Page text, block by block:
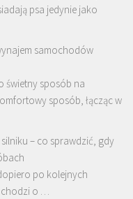
psa jedynie jako
samochodów
świetny sposób na
sposób, łącząc w
– co sprawdzić, gdy
po kolejnych
chodzi o …